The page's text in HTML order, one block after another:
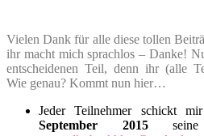
Vielen Dank für alle diese tollen
ihr macht mich sprachlos – Danke!
entscheidenen Teil, denn ihr (alle
Wie genau? Kommt nun hier…
Jeder Teilnehmer schickt
September 2015